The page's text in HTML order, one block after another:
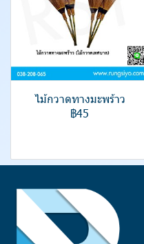
ไม้กวาดทางมะพร้าว
฿45